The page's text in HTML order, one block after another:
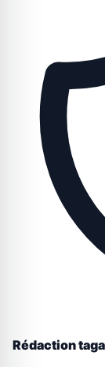
Rédaction